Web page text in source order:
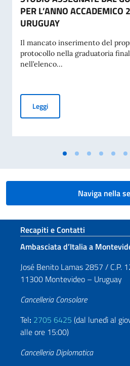
PER L’ANNO
URUGUAY
Il mancato inserimento del
protocollo nella graduatoria
nell’elenco...
LeggiGRADUATORIA FINALE
Naviga nella
Sezione footer
Recapiti e Contatti
Ambasciata d’Italia a
José Benito Lamas 2857 / C.P.
11300 Montevideo – Uruguay
Cancelleria Consolare
Tel: 2705 6425 (dal lunedì al
alle ore 15:00)
Cancelleria Diplomatica